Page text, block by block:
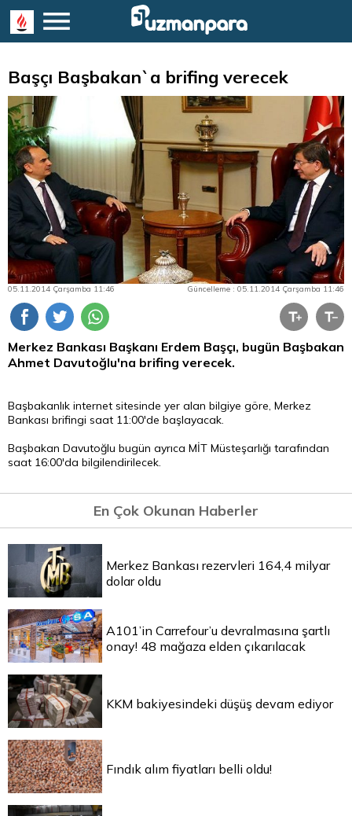
Başçı Başbakan`a brifing verecek
05.11.2014 Çarşamba 11:46 Güncelleme : 05.11.2014 Çarşamba 11:46
Merkez Bankası Başkanı Erdem Başçı, bugün Başbakan
Ahmet Davutoğlu'na brifing verecek.
Başbakanlık internet sitesinde yer alan bilgiye göre, Merkez
Bankası brifingi saat 11:00'de başlayacak.
Başbakan Davutoğlu bugün ayrıca MİT Müsteşarlığı tarafından
saat 16:00'da bilgilendirilecek.
En Çok Okunan Haberler
Merkez Bankası rezervleri 164,4 milyar
dolar oldu
A101’in Carrefour’u devralmasına şartlı
onay! 48 mağaza elden çıkarılacak
KKM bakiyesindeki düşüş devam ediyor
Fındık alım fiyatları belli oldu!